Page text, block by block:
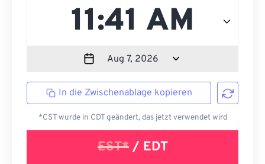
In die Zwischenablage kopieren
*CST wurde in CDT geändert, das jetzt verwendet wird
EST*/ EDT